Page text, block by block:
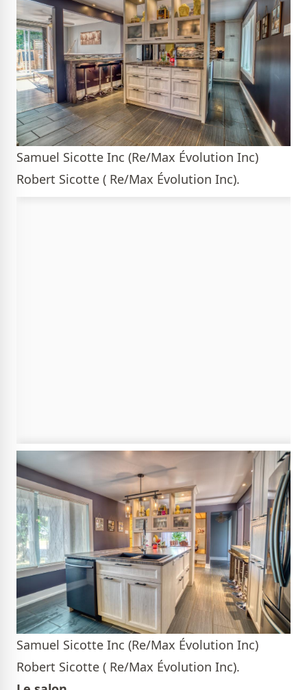
Samuel Sicotte Inc (Re/Max Évolution Inc)
Robert Sicotte ( Re/Max Évolution Inc).
Samuel Sicotte Inc (Re/Max Évolution Inc)
Robert Sicotte ( Re/Max Évolution Inc).